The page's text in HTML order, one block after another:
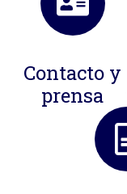
Contacto y
prensa